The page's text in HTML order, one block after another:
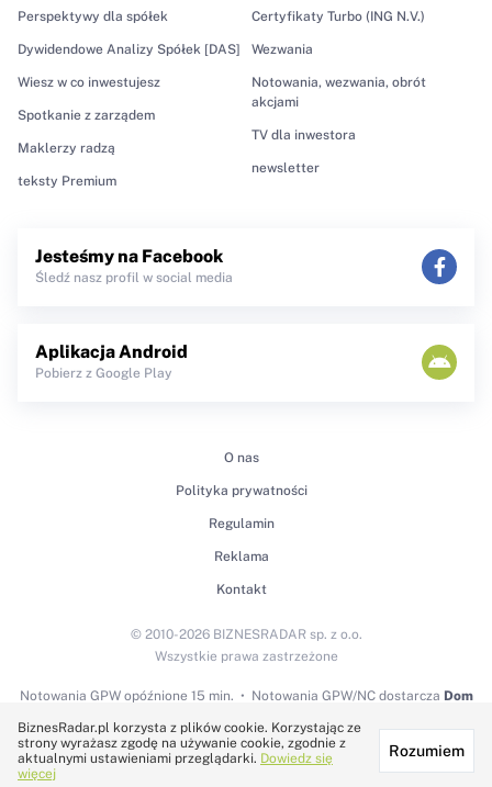
Perspektywy dla spółek
Dywidendowe Analizy Spółek [DAS]
Wiesz w co inwestujesz
Spotkanie z zarządem
Maklerzy radzą
teksty Premium
Certyfikaty Turbo (ING N.V.)
Wezwania
Notowania, wezwania, obrót
akcjami
TV dla inwestora
newsletter
Jesteśmy na Facebook
Śledź nasz profil w social media
Aplikacja Android
Pobierz z Google Play
O nas
Polityka prywatności
Regulamin
Reklama
Kontakt
Notowania GPWopóźnione 15 min. Notowania GPW/NC dostarcza Dom
© 2010-2026 BIZNESRADAR sp. z o.o.
Wszystkie prawa zastrzeżone
Technologię dostarcza:
BiznesRadar.pl korzysta z plików cookie. Korzystając ze
strony wyrażasz zgodę na używanie cookie, zgodnie z
aktualnymi ustawieniami przeglądarki. Dowiedz się
więcej
Rozumiem